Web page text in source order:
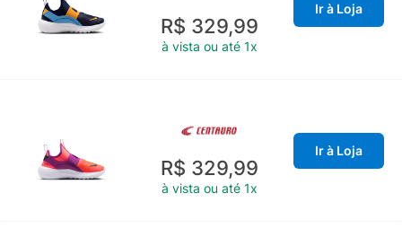
R$ 329,99
à vista ou até 1x
Ir à Loja
R$ 329,99
à vista ou até 1x
Ir à Loja